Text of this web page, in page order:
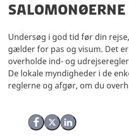
Salomonøerne
Del på Facebook
Del på X (Twitter)
Del på LinkedIn
Undersøg i god tid før din
gælder for pas og visum. Det
overholde ind- og
De lokale myndigheder i de
reglerne og afgør, om du